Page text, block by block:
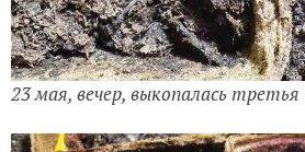
23 мая, вечер, выкопалась третья